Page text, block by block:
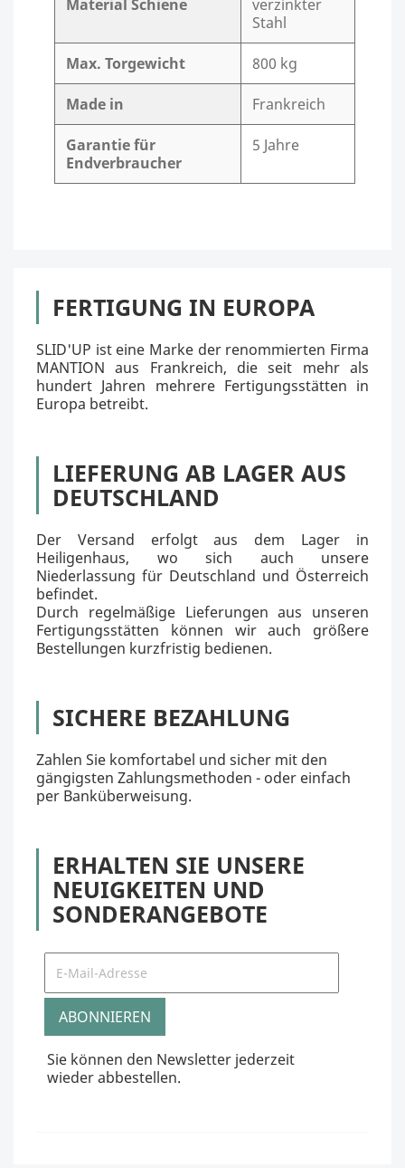
Material Schiene
verzinkter
Stahl
Max. Torgewicht 800 kg
Made in Frankreich
Garantie für
Endverbraucher
5 Jahre
FERTIGUNG IN EUROPA
SLID'UP ist eine Marke der renommierten Firma
MANTION aus Frankreich, die seit mehr als
hundert Jahren mehrere Fertigungsstätten in
Europa betreibt.
LIEFERUNG AB LAGER AUS
DEUTSCHLAND
Der Versand erfolgt aus dem Lager in
Heiligenhaus, wo sich auch unsere
Niederlassung für Deutschland und Österreich
befindet.
Durch regelmäßige Lieferungen aus unseren
Fertigungsstätten können wir auch größere
Bestellungen kurzfristig bedienen.
SICHERE BEZAHLUNG
Zahlen Sie komfortabel und sicher mit den
gängigsten Zahlungsmethoden - oder einfach
per Banküberweisung.
ERHALTEN SIE UNSERE
NEUIGKEITEN UND
SONDERANGEBOTE
Sie können den Newsletter jederzeit
wieder abbestellen.